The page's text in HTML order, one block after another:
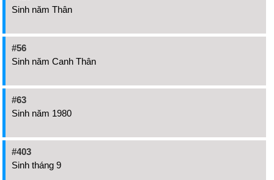
Sinh năm Thân
#56
Sinh năm Canh Thân
#63
Sinh năm 1980
#403
Sinh tháng 9